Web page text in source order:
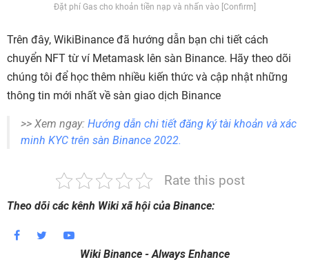
Đặt phí Gas cho khoản tiền nạp và nhấn vào [Confirm]
Trên đây, WikiBinance đã hướng dẫn bạn chi tiết cách
chuyển NFT từ ví Metamask lên sàn Binance. Hãy theo dõi
chúng tôi để học thêm nhiều kiến thức và cập nhật những
thông tin mới nhất về sàn giao dịch Binance
>> Xem ngay: Hướng dẫn chi tiết đăng ký tài khoản và xác
minh KYC trên sàn Binance 2022.
Rate this post
Theo dõi các kênh Wiki xã hội của Binance:
Wiki Binance - Always Enhance